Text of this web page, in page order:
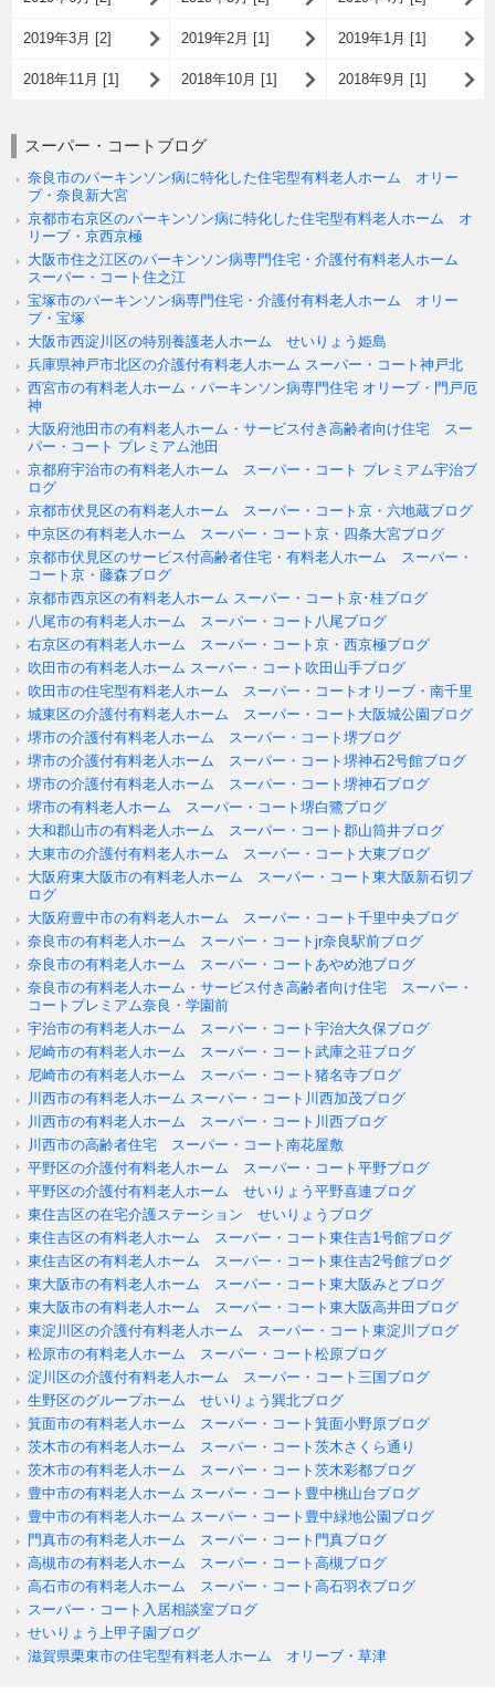
2019年3月 [2] 2019年2月 [1] 2019年1月 [1]
2018年11月 [1] 2018年10月 [1] 2018年9月 [1]
スーパー・コートブログ
奈良市のパーキンソン病に特化した住宅型有料老人ホーム オリー
ブ・奈良新大宮
京都市右京区のパーキンソン病に特化した住宅型有料老人ホーム オ
リーブ・京西京極
大阪市住之江区のパーキンソン病専門住宅・介護付有料老人ホーム
スーパー・コート住之江
宝塚市のパーキンソン病専門住宅・介護付有料老人ホーム オリー
ブ・宝塚
大阪市西淀川区の特別養護老人ホーム せいりょう姫島
兵庫県神戸市北区の介護付有料老人ホーム スーパー・コート神戸北
西宮市の有料老人ホーム・パーキンソン病専門住宅 オリーブ・門戸厄
神
大阪府池田市の有料老人ホーム・サービス付き高齢者向け住宅 スー
パー・コート プレミアム池田
京都府宇治市の有料老人ホーム スーパー・コート プレミアム宇治ブ
ログ
京都市伏見区の有料老人ホーム スーパー・コート京・六地蔵ブログ
中京区の有料老人ホーム スーパー・コート京・四条大宮ブログ
京都市伏見区のサービス付高齢者住宅・有料老人ホーム スーパー・
コート京・藤森ブログ
京都市西京区の有料老人ホーム スーパー・コート京･桂ブログ
八尾市の有料老人ホーム スーパー・コート八尾ブログ
右京区の有料老人ホーム スーパー・コート京・西京極ブログ
吹田市の有料老人ホーム スーパー・コート吹田山手ブログ
吹田市の住宅型有料老人ホーム スーパー・コートオリーブ・南千里
城東区の介護付有料老人ホーム スーパー・コート大阪城公園ブログ
堺市の介護付有料老人ホーム スーパー・コート堺ブログ
堺市の介護付有料老人ホーム スーパー・コート堺神石2号館ブログ
堺市の介護付有料老人ホーム スーパー・コート堺神石ブログ
堺市の有料老人ホーム スーパー・コート堺白鷺ブログ
大和郡山市の有料老人ホーム スーパー・コート郡山筒井ブログ
大東市の介護付有料老人ホーム スーパー・コート大東ブログ
大阪府東大阪市の有料老人ホーム スーパー・コート東大阪新石切ブ
ログ
大阪府豊中市の有料老人ホーム スーパー・コート千里中央ブログ
奈良市の有料老人ホーム スーパー・コートjr奈良駅前ブログ
奈良市の有料老人ホーム スーパー・コートあやめ池ブログ
奈良市の有料老人ホーム・サービス付き高齢者向け住宅 スーパー・
コートプレミアム奈良・学園前
宇治市の有料老人ホーム スーパー・コート宇治大久保ブログ
尼崎市の有料老人ホーム スーパー・コート武庫之荘ブログ
尼崎市の有料老人ホーム スーパー・コート猪名寺ブログ
川西市の有料老人ホーム スーパー・コート川西加茂ブログ
川西市の有料老人ホーム スーパー・コート川西ブログ
川西市の高齢者住宅 スーパー・コート南花屋敷
平野区の介護付有料老人ホーム スーパー・コート平野ブログ
平野区の介護付有料老人ホーム せいりょう平野喜連ブログ
東住吉区の在宅介護ステーション せいりょうブログ
東住吉区の有料老人ホーム スーパー・コート東住吉1号館ブログ
東住吉区の有料老人ホーム スーパー・コート東住吉2号館ブログ
東大阪市の有料老人ホーム スーパー・コート東大阪みとブログ
東大阪市の有料老人ホーム スーパー・コート東大阪高井田ブログ
東淀川区の介護付有料老人ホーム スーパー・コート東淀川ブログ
松原市の有料老人ホーム スーパー・コート松原ブログ
淀川区の介護付有料老人ホーム スーパー・コート三国ブログ
生野区のグループホーム せいりょう巽北ブログ
箕面市の有料老人ホーム スーパー・コート箕面小野原ブログ
茨木市の有料老人ホーム スーパー・コート茨木さくら通り
茨木市の有料老人ホーム スーパー・コート茨木彩都ブログ
豊中市の有料老人ホーム スーパー・コート豊中桃山台ブログ
豊中市の有料老人ホーム スーパー・コート豊中緑地公園ブログ
門真市の有料老人ホーム スーパー・コート門真ブログ
高槻市の有料老人ホーム スーパー・コート高槻ブログ
高石市の有料老人ホーム スーパー・コート高石羽衣ブログ
スーパー・コート入居相談室ブログ
せいりょう上甲子園ブログ
滋賀県栗東市の住宅型有料老人ホーム オリーブ・草津